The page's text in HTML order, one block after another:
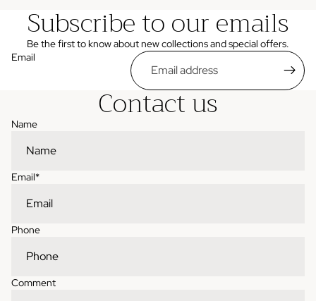
Subscribe to our emails
Be the first to know about new collections and special offers.
Email
Contact us
Name
Email*
Phone
Comment